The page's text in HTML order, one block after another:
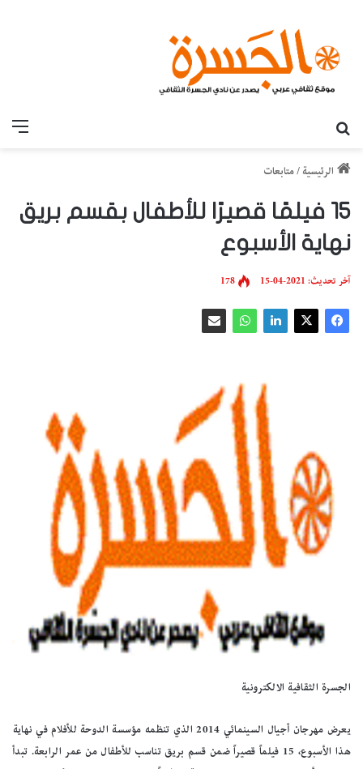
الرئيسية /متابعات
15 فيلمًا قصيرًا للأطفال بقسم بريق
نهاية الأسبوع
آخر تحديث: 2021-04-15 178
الجسرة الثقافية الالكترونية
يعرض مهرجان أجيال السينمائي 2014 الذي تنظمه مؤسسة الدوحة للأفلام في نهاية
هذا الأسبوع، 15 فيلماً قصيراً ضمن قسم بريق تناسب للأطفال من عمر الرابعة. تبدأ